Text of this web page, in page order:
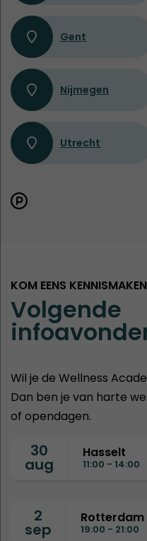
Gent
Nijmegen
Utrecht
KOM EENS KENNISMAKEN
Volgende
Wil je de Wellness
Dan ben je van harte
of opendagen.
30
aug
Hasselt
11:00 - 14:00
2
sep
Rotterdam
19:00 - 21:00